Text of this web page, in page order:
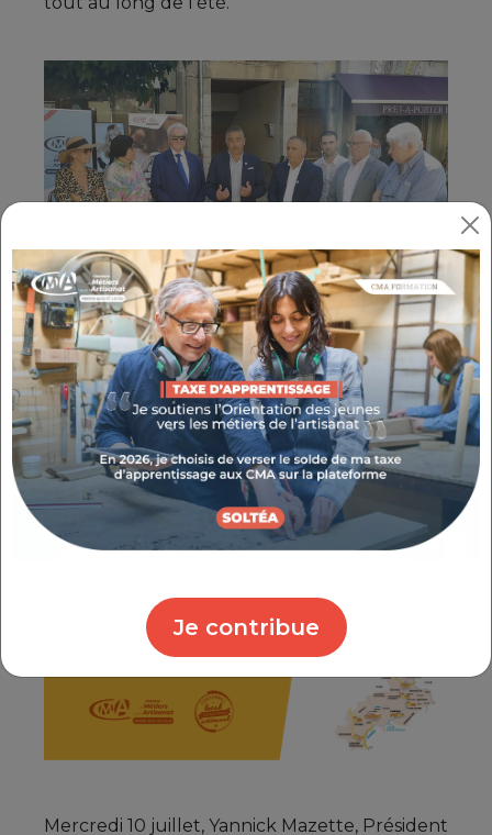
Je contribue
La CMA a créé la charte “Artisanat et
Saveurs des Alpes-du-Sud” pour valoriser
l’engagement des chefs d’entreprises
artisanales sur l’origine de leurs matières
premières et l’authenticité de leur
fabrication.
Mercredi 10 juillet, Yannick Mazette, Président